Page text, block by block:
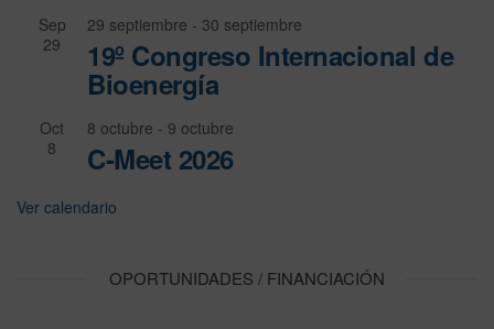
Sep
29
29 septiembre - 30 septiembre
19º Congreso Internacional de
Bioenergía
Oct
8
8 octubre - 9 octubre
C-Meet 2026
Ver calendario
OPORTUNIDADES / FINANCIACIÓN